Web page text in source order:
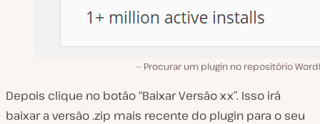
Procurar um plugin no repositório
Depois clique no botão “Baixar Versão xx”. Isso irá
baixar a versão .zip mais recente do plugin para o seu